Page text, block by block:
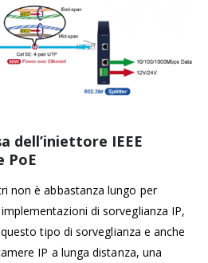
dell’iniettore IEEE
PoE
non è abbastanza lungo per
di sorveglianza IP,
tipo di sorveglianza e anche
IP a lunga distanza, una